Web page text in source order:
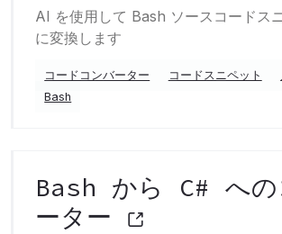
AI を使用して Bash ソースコードス
に変換します
コードコンバーター コードスニペット
Bash
Bash から C# への
ーター